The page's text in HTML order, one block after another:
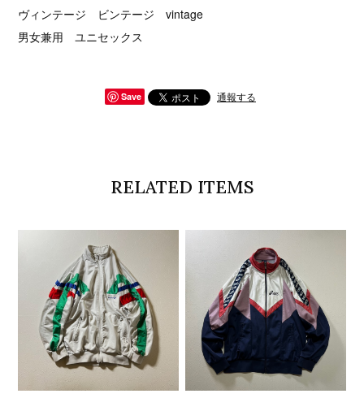
ヴィンテージ ビンテージ vintage
男女兼用 ユニセックス
Save 通報する
RELATED ITEMS